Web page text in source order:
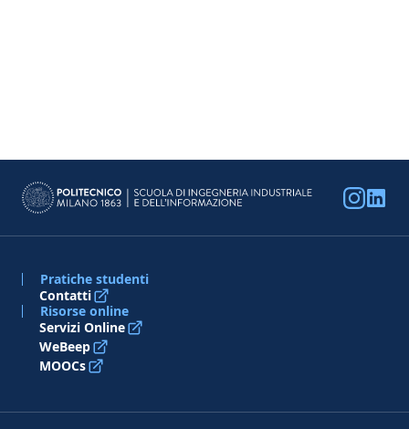
Pratiche studenti
Contatti
Risorse online
Servizi Online
WeBeep
MOOCs